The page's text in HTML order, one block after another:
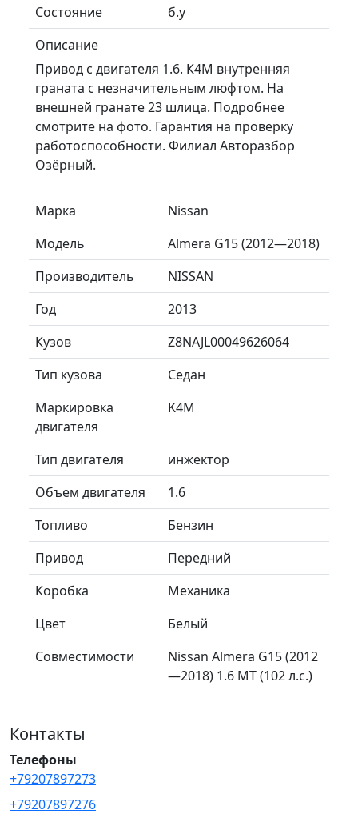
Состояние
б.у
Описание
Привод с двигателя 1.6. К4М внутренняя
граната с незначительным люфтом. На
внешней гранате 23 шлица. Подробнее
смотрите на фото. Гарантия на проверку
работоспособности. Филиал Авторазбор
Озёрный.
Марка
Nissan
Модель
Almera G15 (2012—2018)
Производитель
NISSAN
Год
2013
Кузов
Z8NAJL00049626064
Тип кузова
Седан
Маркировка
двигателя
K4M
Тип двигателя
инжектор
Объем двигателя
1.6
Топливо
Бензин
Привод
Передний
Коробка
Механика
Цвет
Белый
Совместимости
Nissan Almera G15 (2012
—2018) 1.6 MT (102 л.с.)
Контакты
Телефоны
+79207897273
+79207897276